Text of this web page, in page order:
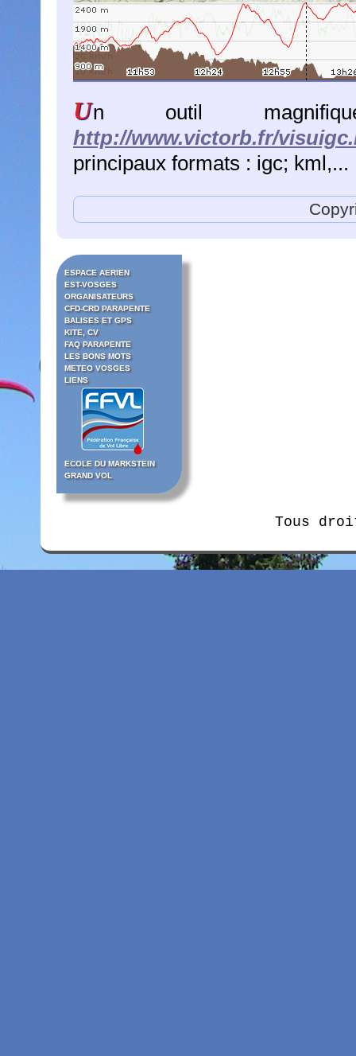
Un outil
http://www.victorb.fr/
principaux formats : igc; kml,...
ESPACE AERIEN
EST-VOSGES
ORGANISATEURS
CFD-CRD PARAPENTE
BALISES ET GPS
KITE, CV
FAQ PARAPENTE
LES BONS MOTS
METEO VOSGES
LIENS
ECOLE DU MARKSTEIN
GRAND VOL